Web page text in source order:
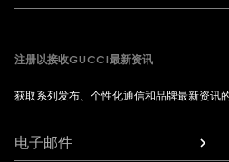
注册以接收GUCCI最新资讯
获取系列发布、个性化通信和品牌最新资讯
电子邮件